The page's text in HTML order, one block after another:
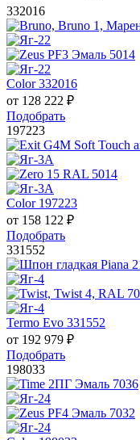
332016
Color 332016
от 128 222 ₽
Подобрать
197223
Color 197223
от 158 122 ₽
Подобрать
331552
Termo Evo 331552
от 192 979 ₽
Подобрать
198033